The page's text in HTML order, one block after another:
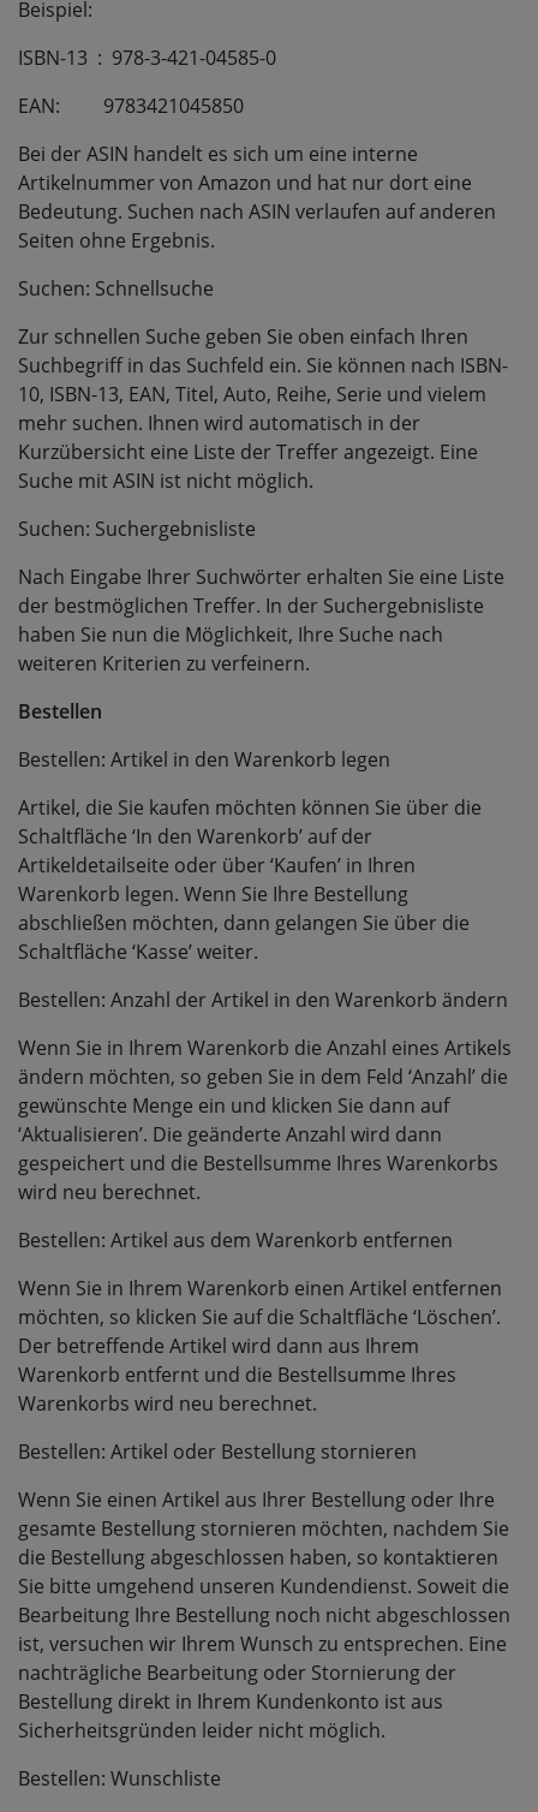
Beispiel:
ISBN-13 : 978-3-421-04585-0
EAN:
9783421045850
Bei der ASIN handelt es sich um eine interne
Artikelnummer von Amazon und hat nur dort eine
Bedeutung. Suchen nach ASIN verlaufen auf anderen
Seiten ohne Ergebnis.
Suchen: Schnellsuche
Zur schnellen Suche geben Sie oben einfach Ihren
Suchbegriff in das Suchfeld ein. Sie können nach ISBN-
10, ISBN-13, EAN, Titel, Auto, Reihe, Serie und vielem
mehr suchen. Ihnen wird automatisch in der
Kurzübersicht eine Liste der Treffer angezeigt. Eine
Suche mit ASIN ist nicht möglich.
Suchen: Suchergebnisliste
Nach Eingabe Ihrer Suchwörter erhalten Sie eine Liste
der bestmöglichen Treffer. In der Suchergebnisliste
haben Sie nun die Möglichkeit, Ihre Suche nach
weiteren Kriterien zu verfeinern.
Bestellen
Bestellen: Artikel in den Warenkorb legen
Artikel, die Sie kaufen möchten können Sie über die
Schaltfläche ‘In den Warenkorb’ auf der
Artikeldetailseite oder über ‘Kaufen’ in Ihren
Warenkorb legen. Wenn Sie Ihre Bestellung
abschließen möchten, dann gelangen Sie über die
Schaltfläche ‘Kasse’ weiter.
Bestellen: Anzahl der Artikel in den Warenkorb ändern
Wenn Sie in Ihrem Warenkorb die Anzahl eines Artikels
ändern möchten, so geben Sie in dem Feld ‘Anzahl’ die
gewünschte Menge ein und klicken Sie dann auf
‘Aktualisieren’. Die geänderte Anzahl wird dann
gespeichert und die Bestellsumme Ihres Warenkorbs
wird neu berechnet.
Bestellen: Artikel aus dem Warenkorb entfernen
Wenn Sie in Ihrem Warenkorb einen Artikel entfernen
möchten, so klicken Sie auf die Schaltfläche ‘Löschen’.
Der betreffende Artikel wird dann aus Ihrem
Warenkorb entfernt und die Bestellsumme Ihres
Warenkorbs wird neu berechnet.
Bestellen: Artikel oder Bestellung stornieren
Wenn Sie einen Artikel aus Ihrer Bestellung oder Ihre
gesamte Bestellung stornieren möchten, nachdem Sie
die Bestellung abgeschlossen haben, so kontaktieren
Sie bitte umgehend unseren Kundendienst. Soweit die
Bearbeitung Ihre Bestellung noch nicht abgeschlossen
ist, versuchen wir Ihrem Wunsch zu entsprechen. Eine
nachträgliche Bearbeitung oder Stornierung der
Bestellung direkt in Ihrem Kundenkonto ist aus
Sicherheitsgründen leider nicht möglich.
Bestellen: Wunschliste